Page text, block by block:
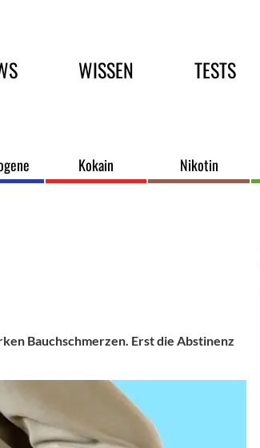
WISSEN TESTS
Kokain Nikotin
Bauchschmerzen. Erst die Abstinenz